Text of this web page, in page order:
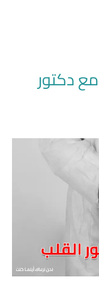
دكتور